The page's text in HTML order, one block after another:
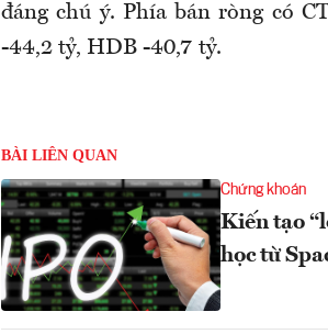
đáng chú ý. Phía bán ròng có
-44,2 tỷ, HDB -40,7 tỷ.
BÀI LIÊN QUAN
Chứng khoán
Kiến tạo
học từ